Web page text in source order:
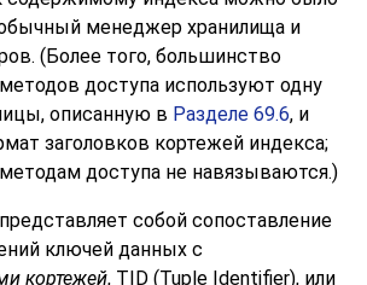
менеджер хранилища и
(Более того, большинство
доступа используют одну
описанную в Разделе 69.6, и
заголовков кортежей индекса;
доступа не навязываются.)
собой сопоставление
ключей данных с
кортежей, TID (Tuple Identifier), или